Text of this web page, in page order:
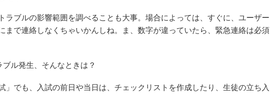
ラブルの影響範囲を調べることも大事。場合によっては、すぐに、ユーザー
まで連絡しなくちゃいかんしね。ま、数字が違っていたら、緊急連絡は必須
ブル発生、そんなときは？
」でも、入試の前日や当日は、チェックリストを作成したり、生徒の立ち入